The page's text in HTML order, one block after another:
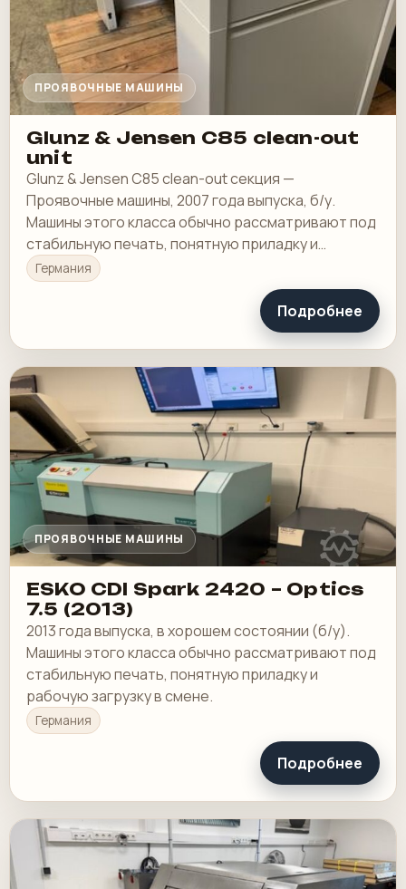
ПРОЯВОЧНЫЕ МАШИНЫ
Glunz & Jensen C85 clean-out
unit
Glunz & Jensen C85 clean-out секция —
Проявочные машины, 2007 года выпуска, б/у.
Машины этого класса обычно рассматривают под
стабильную печать, понятную приладку и
рабочую загрузку в смене.
Германия
Подробнее
ПРОЯВОЧНЫЕ МАШИНЫ
ESKO CDI Spark 2420 – Optics
7.5 (2013)
2013 года выпуска, в хорошем состоянии (б/у).
Машины этого класса обычно рассматривают под
стабильную печать, понятную приладку и
рабочую загрузку в смене.
Германия
Подробнее